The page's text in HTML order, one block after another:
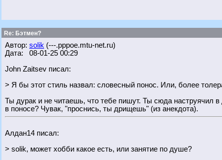
Re: Бэтмен?
Автор: solik (---.pppoe.mtu-net.ru)
Дата: 08-01-25 00:29
John Zaitsev писал:
> Я бы этот стиль назвал: словесный понос. Или, более
Ты дурак и не читаешь, что тебе пишут. Ты сюда наструячил
в поносе? Чувак, "проснись, ты дрищешь" (из анекдота).
Алдан14 писал:
> solik, может хобби какое есть, или занятие по душе?